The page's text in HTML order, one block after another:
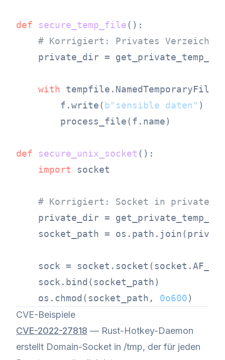
def secure_temp_file():
# Korrigiert: Privates Verzeichnis
private_dir =
with tempfile.NamedTemporaryFile(
        f.write(
b"sensible daten" )
        process_file(f.name)
def secure_unix_socket ():
import socket
# Korrigiert: Socket in privatem
private_dir =
socket_path =
sock =
    sock.bind(socket_path)
    os.chmod(socket_path,
0o600
CVE-Beispiele
CVE-2022-27818 — Rust-Hotkey-Daemon
erstellt Domain-Socket in /tmp, der für jeden